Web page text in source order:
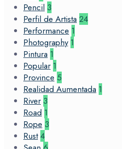
Pencil 3
Perfil de Artista 24
Performance 1
Photography 1
Pintura 1
Popular 1
Province 5
Realidad Aumentada 1
River 3
Road 1
Rope 3
Rust 4